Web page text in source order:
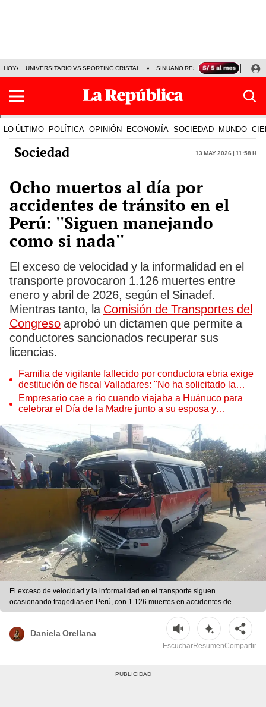
HOY UNIVERSITARIO VS SPORTING CRISTAL SINUANO RESULTADOS HOY
LO ÚLTIMO POLÍTICA OPINIÓN ECONOMÍA SOCIEDAD MUNDO
Sociedad 13 May 2026 | 11:58 h
Ocho muertos al día por
accidentes de tránsito en el
Perú: ''Siguen manejando
como si nada''
El exceso de velocidad y la informalidad en el
transporte provocaron 1.126 muertes entre
enero y abril de 2026, según el Sinadef.
Mientras tanto, la Comisión de Transportes del
Congreso aprobó un dictamen que permite a
conductores sancionados recuperar sus
licencias.
Familia de vigilante fallecido por conductora ebria exige
destitución de fiscal Valladares: "No ha solicitado la
prisión preventiva"
Empresario cae a río cuando viajaba a Huánuco para
celebrar el Día de la Madre junto a su esposa y
El exceso de velocidad y la informalidad en el transporte siguen
ocasionando tragedias en Perú, con 1.126 muertes en accidentes de
tránsito entre enero y abril de 2026, según Sinadef. | Difusión
Daniela Orellana
EscucharResumenCompartir